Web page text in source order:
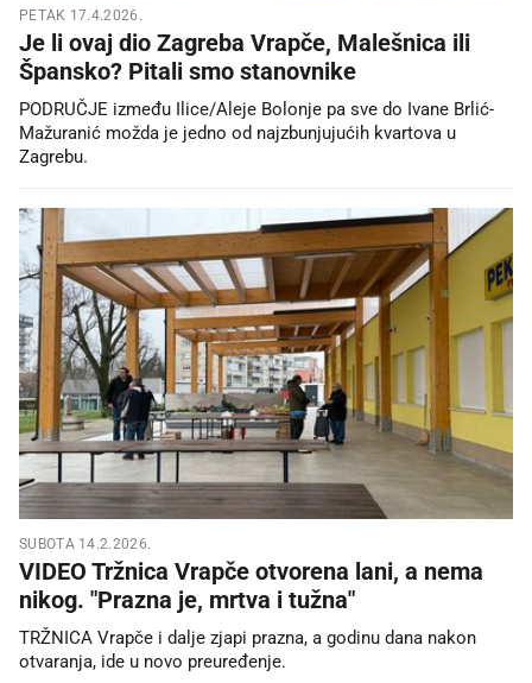
PETAK 17.4.2026.
Je li ovaj dio Zagreba Vrapče, Malešnica ili
Špansko? Pitali smo stanovnike
PODRUČJE između Ilice/Aleje Bolonje pa sve do Ivane Brlić-
Mažuranić možda je jedno od najzbunjujućih kvartova u
Zagrebu.
SUBOTA 14.2.2026.
VIDEO Tržnica Vrapče otvorena lani, a nema
nikog. "Prazna je, mrtva i tužna"
TRŽNICA Vrapče i dalje zjapi prazna, a godinu dana nakon
otvaranja, ide u novo preuređenje.